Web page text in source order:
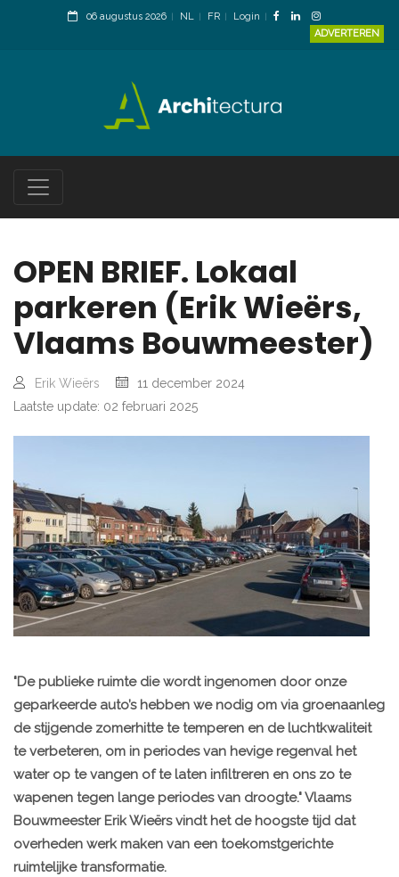
06 augustus 2026 NL FR
Login
ADVERTEREN
OPEN BRIEF. Lokaal
parkeren (Erik Wieërs,
Vlaams Bouwmeester)
Erik Wieërs
11 december 2024
Laatste update: 02 februari 2025
"De publieke ruimte die wordt ingenomen door onze
geparkeerde auto’s hebben we nodig om via groenaanleg
de stijgende zomerhitte te temperen en de luchtkwaliteit
te verbeteren, om in periodes van hevige regenval het
water op te vangen of te laten infiltreren en ons zo te
wapenen tegen lange periodes van droogte." Vlaams
Bouwmeester Erik Wieërs vindt het de hoogste tijd dat
overheden werk maken van een toekomstgerichte
ruimtelijke transformatie.